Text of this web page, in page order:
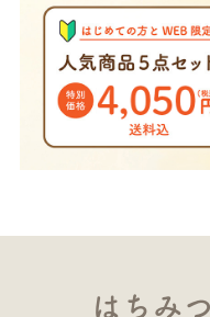
はちみ